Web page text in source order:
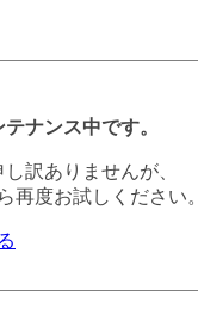
ナンス中です。
訳ありませんが、
再度お試しください。